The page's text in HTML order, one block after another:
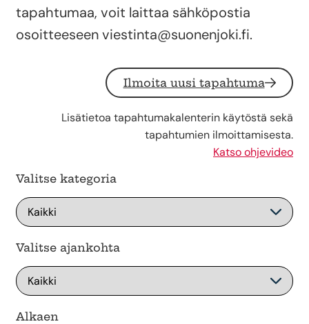
tapahtumaa, voit laittaa sähköpostia
osoitteeseen viestinta@suonenjoki.fi.
Ilmoita uusi tapahtuma
Lisätietoa tapahtumakalenterin käytöstä sekä
tapahtumien ilmoittamisesta.
Katso ohjevideo
Valitse kategoria
Valitse ajankohta
Alkaen